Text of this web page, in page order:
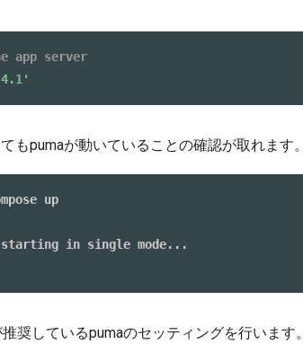
app server
もpumaが動いていることの確認が取れます。
up
in single mode...
奨しているpumaのセッティングを行います。